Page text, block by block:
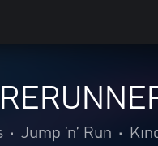
• Jump ’n’ Run •